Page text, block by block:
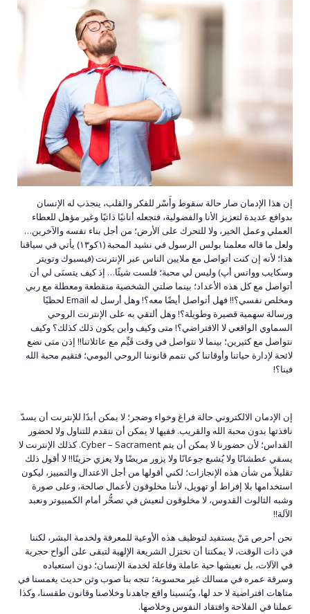
إن هذا الإدمان صار حالة سقوط وأَسْر للفكر والقلب، ينجذب له الإنسان
بدوافع عديدة لتعزيز الأنا والفضولية، فتجعله أنانيًا ذاتيًا وغير مؤهل للعطاء
العملي وعمل الخير، ولا للتحرك على الأرض؛ من أجل بناء نفسه والآخرين…
ولعل ما قاله معلمنا بولس الرسول في نشيد المحبة (١كو١٣) يأتي في سياقنا
هذا؛ لأنه إن كنت أتواصل مع ملايين الناس عبر الإنترنت (فيسبوك وتويتر
وسكايب وواتس أﭖ) وليس لي محبة؛ فلست شيئًا… إذ كيف يتسنَى لي أن
أتواصل مع كل هذه الأعداد؛ بينما صلتي الشخصية منقطعة ومعطلة مع ربي
ومخلص نفسي؟!! فهل أتواصل أيضًا معه؟! وهل أرسل له Email لحظيًا
ورسالة سهمية قصيرة وطويلة؟! وهل ألتقي به على الإنترنت الروحي
السماوﻱ الواقعي لا الافتراضي؟! متى وكيف وأين يكون ذلك كذلك؟ وكيف
نتواصل مع كثيرين؛ بينما لا نتواصل في وقت قَيِّم مع عائلاتنا!! إذن متى نضع
لائحة لإدارة حياتنا وأوقاتنا كي نتمم قانوننا الروحي اليومي؛ فتقيم محبة الله
فينا؟!
إن الإدمان الالكتروني حالة فراغ وخواء وضجر؛ لا يمكن أبدًا للإنترنت أن يسدّ
نافذتها بدون محبة الله والقريب. ففيها لا يمكن أن نتقدم للتناول ولا لحضور
القداس؛ لأن حضورنا لا يمكن أن يتم Cyber – Sacrament. كذلك الإنترنت لا
يسقي عطشانًا ولا يُشبع جوعانًا ولا يزور مريضًا ولا يعزﻱ حزينًا!! لا أقول ذلك
تقليلاً من شأن هذه الإنجازات؛ لكني أقولها من أجل الاعتدال والتمييز، ليكون
استخدامها بلا إفراط أو تهويل، لأننا مخلوقون لأعمال صالحة، وعلى صورة
وشبه الثالوث القدوس، لا مخلوقون لنعيش في تصحُّر أمام الكمبيوتر ونعبد
الآلة!!
نحن أحرص مَنْ يستفيد لتوظيف هذه الأوعية للمعرفة ولخدمة البشر، لكننا
في ذات الوقت، لا يمكننا أن نختزل الشريعة الإلهية لتبقى على ألواح حجرية
في الآلات، بل نعيشها حية عاملة وفاعلة لخدمة الإنسان؛ دون استعباده
وسرقة عمره في مسالك غير محسوبة؛ تتجه بنا صوب وثن حديث يغمسنا في
متاهات افتراضية لا حد لها، ويُنسينا واقع جاهدنا وخلاصنا وقانون طقسنا، وكذا
عملنا في الفلاحة وافتقاد النفوس وخلاصها.